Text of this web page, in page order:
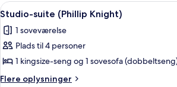
Indlæs
alle
billeder
af
Studio-
suite
Et pænt
4
Studio-suite (Phillip Knight)
1 soveværelse
Plads til 4 personer
1 kingsize-seng og 1 sovesofa
Flere oplysninger
Flere